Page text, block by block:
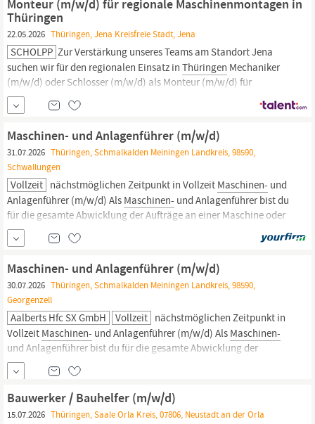
Inbetriebnahme neuerMaschinenund Komponenten
Monteur (m/w/d) für regionale Maschinenmontagen in
Thüringen
22.05.2026 Thüringen, Jena Kreisfreie Stadt, Jena
SCHOLPP Zur Verstärkung unseres Teams am Standort Jena
suchen wir für den regionalen Einsatz in Thüringen Mechaniker
(m/w/d) oder Schlosser (m/w/d) als Monteur (m/w/d) für
regionale
Maschinenmontagen.
bewegen die Industrie. Schnelle Erreichbarkeit und hohe
Flexibilität sind unsere Stärken in der Regionalmontage. Diese
Maschinen- und Anlagenführer (m/w/d)
31.07.2026 Thüringen, Schmalkalden Meiningen Landkreis, 98590,
Schwallungen
Vollzeit nächstmöglichen Zeitpunkt in Vollzeit Maschinen- und
Anlagenführer (m/w/d) Als Maschinen- und Anlagenführer bist du
für die gesamte Abwicklung der Aufträge an einer Maschine oder
Anlage (allein oder im Team) verantwortlich. Das heißt, du
übernimmst die Einrichtung der Anlage und überwachst den
Maschinen- und Anlagenführer (m/w/d)
30.07.2026 Thüringen, Schmalkalden Meiningen Landkreis, 98590,
Georgenzell
Aalberts Hfc SX GmbH Vollzeit nächstmöglichen Zeitpunkt in
Vollzeit Maschinen- und Anlagenführer (m/w/d) Als Maschinen-
und Anlagenführer bist du für die gesamte Abwicklung der
Aufträge an einer Maschine oder Anlage (allein oder im Team)
verantwortlich. Das heißt, du übernimmst die Einrichtung der
Anlage und überwachst den Materialfluss. Mit Hilfe von
Stichproben
Bauwerker / Bauhelfer (m/w/d)
15.07.2026 Thüringen, Saale Orla Kreis, 07806, Neustadt an der Orla